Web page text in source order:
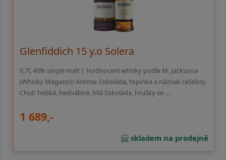
Glenfiddich 15 y.o Solera
0,7l, 40% single malt | Hodnocení whisky podle M. Jacksona
(Whisky Magazin): Aroma: čokoláda, topinka a náznak rašeliny.
Chuť: hebká, hedvábná, bílá čokoláda, hrušky se …
1 689,-
skladem na prodejně